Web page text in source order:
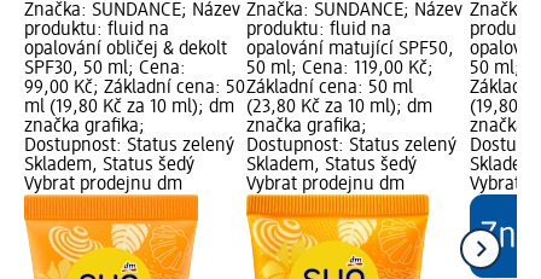
Značka: SUNDANCE; Název
produktu: fluid na
opalování obličej & dekolt
SPF30, 50 ml; Cena:
99,00 Kč; Základní cena: 50
ml (19,80 Kč za 10 ml); dm
značka grafika;
Dostupnost: Status zelený
Skladem, Status šedý
Vybrat prodejnu dm
Značka: SUNDANCE; Název
produktu: fluid na
opalování matující SPF50,
50 ml; Cena: 119,00 Kč;
Základní cena: 50 ml
(23,80 Kč za 10 ml); dm
značka grafika;
Dostupnost: Status zelený
Skladem, Status šedý
Vybrat prodejnu dm
Značka:
50 ml;
(19,80
značka
Vybrat